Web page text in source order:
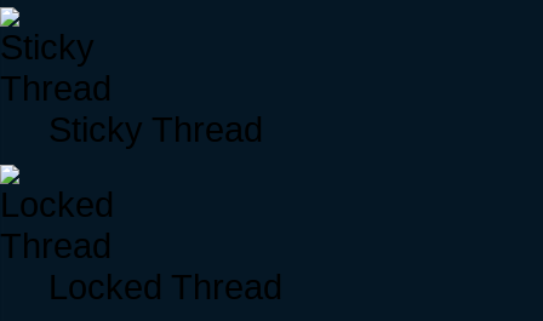
Sticky Thread
Locked Thread